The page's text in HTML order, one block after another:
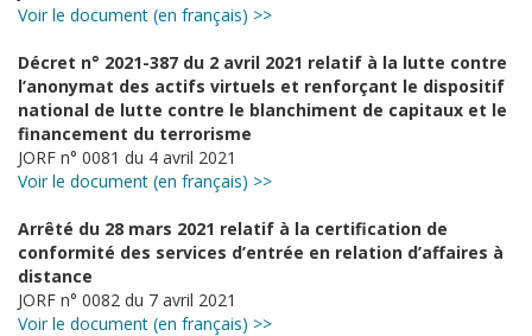
Voir le document (en français) >>
Décret n° 2021-387 du 2 avril 2021 relatif à la lutte contre
l’anonymat des actifs virtuels et renforçant le dispositif
national de lutte contre le blanchiment de capitaux et le
financement du terrorisme
JORF n° 0081 du 4 avril 2021
Voir le document (en français) >>
Arrêté du 28 mars 2021 relatif à la certification de
conformité des services d’entrée en relation d’affaires à
distance
JORF n° 0082 du 7 avril 2021
Voir le document (en français) >>